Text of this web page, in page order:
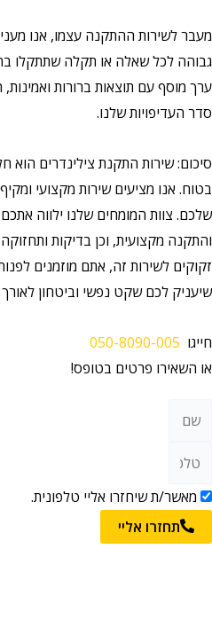
ההתקנה עצמו, אנו מעניקים
לכל שאלה או תקלה שתתקלו בה.
עם תוצאות ברורות ואמינות,
שלנו.
שירות התקנת צילינדרים הוא חלק
מציעים שירות מקצועי ומקיף
המומחים שלנו ילווה אתכם בכל
מקצועית, וכן בדיקות ותחזוקה
לשירות זה, אתם מוזמנים לפנות
לכם שקט נפשי וביטחון לאורך זמן.
050-8090-005
פרטים בטופס!
ת שיחזרו אליי טלפונית.
תחזרו אליי